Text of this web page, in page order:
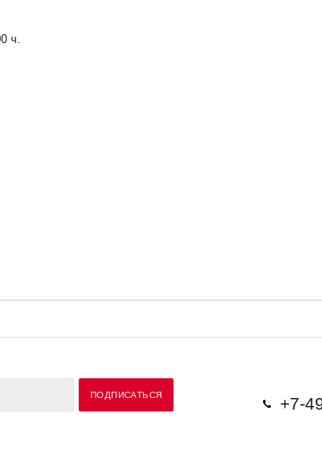
ч.
+7-